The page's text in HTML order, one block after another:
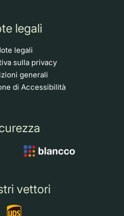
legali
legali
sulla privacy
generali
di Accessibilità
vettori